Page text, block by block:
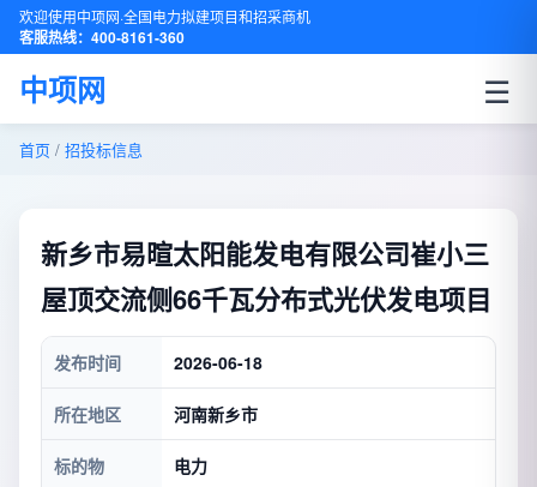
欢迎使用中项网·全国电力拟建项目和招采商机
客服热线：400-8161-360
中项网 ☰
首页 / 招投标信息
新乡市易暄太阳能发电有限公司崔小三
屋顶交流侧66千瓦分布式光伏发电项目
发布时间 2026-06-18
所在地区 河南新乡市
标的物 电力